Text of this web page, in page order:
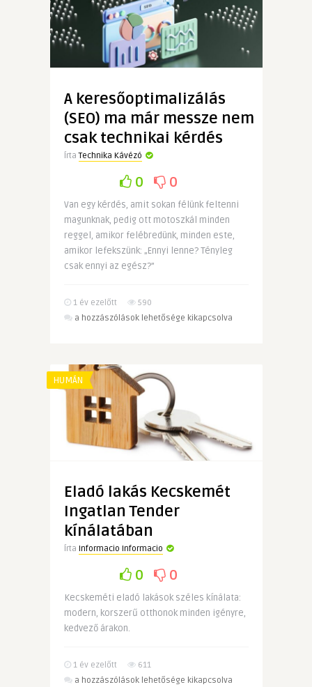
kínálatában
bejegyzéshez
A keresőoptimalizálás
(SEO) ma már messze nem
csak technikai kérdés
ÍrtaTechnika Kávézó
0 0
Van egy kérdés, amit sokan félünk feltenni
magunknak, pedig ott motoszkál minden
reggel, amikor felébredünk, minden este,
amikor lefekszünk: „Ennyi lenne? Tényleg
csak ennyi az egész?”
1 év ezelőtt
590
A
ma
már
messze
nem
csak
technikai
a hozzászólások lehetősége kikapcsolva
HUMÁN
Eladó lakás Kecskemét
Ingatlan Tender
kínálatában
Írta Informacio Informacio
0 0
Kecskeméti eladó lakások széles kínálata:
modern, korszerű otthonok minden igényre,
kedvező árakon.
1 év ezelőtt
611
Eladó
a hozzászólások lehetősége kikapcsolva